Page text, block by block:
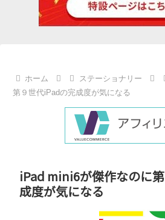
ホーム ステーショナリー
第９世代iPadの完成度が気になる
iPad mini6が傑作なのに
成度が気になる